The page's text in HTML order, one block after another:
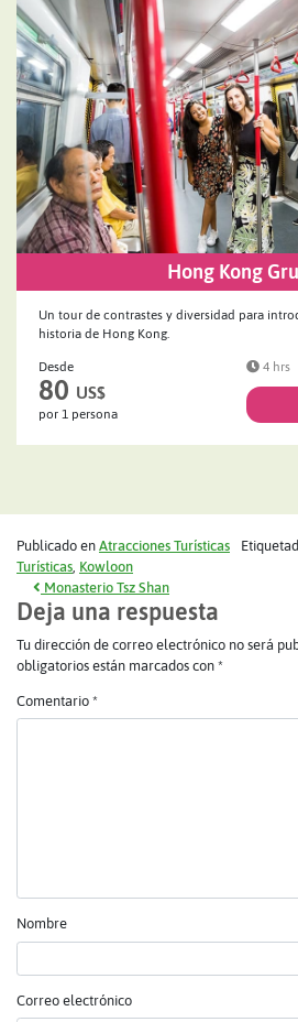
Hong Kong
Un tour de contrastes y diversidad para
historia de Hong Kong.
Desde
80 US$
por 1 persona
4 hrs
Publicado en Atracciones Turísticas
Turísticas, Kowloon
Navegación de
Monasterio Tsz Shan
Deja una respuesta
Tu dirección de correo electrónico no será
obligatorios están marcados con *
Comentario *
Nombre
Correo electrónico